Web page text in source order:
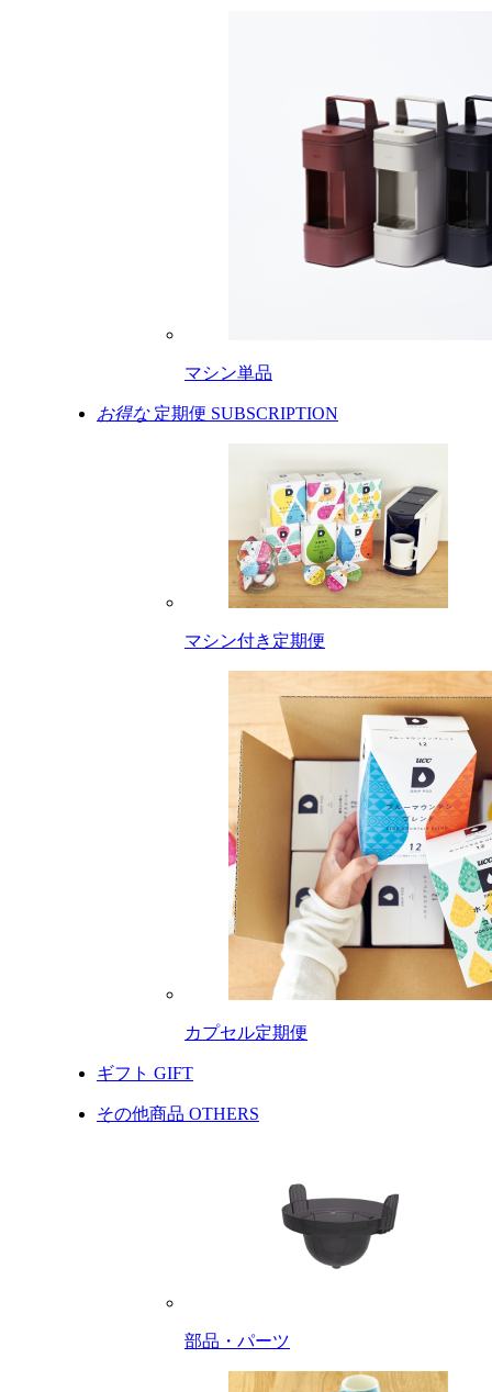
マシン単品
お得な定期便 SUBSCRIPTION
マシン付き定期便
カプセル定期便
ギフト GIFT
その他商品 OTHERS
部品・パーツ